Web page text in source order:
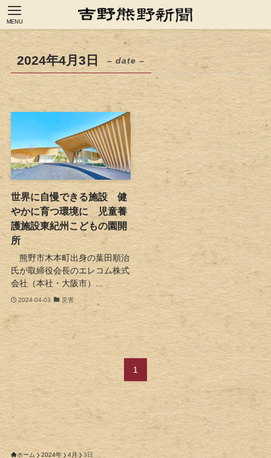
MENU
2024年4月3日 – date –
世界に自慢できる施設 健
やかに育つ環境に 児童養
護施設東紀州こどもの園開
所
熊野市木本町出身の葉田順治
氏が取締役会長のエレコム株式
会社（本社・大阪市）...
2024-04-03 災害
1
ホーム 2024年 4月 3日